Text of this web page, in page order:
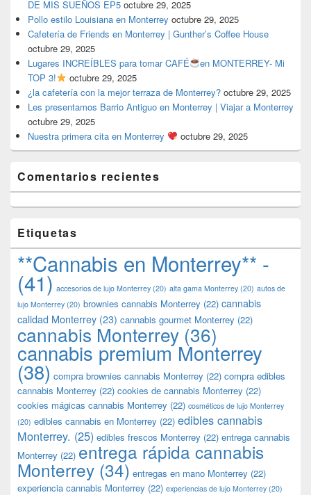
DE MIS SUEÑOS EP5 octubre 29, 2025
Pollo estilo Louisiana en Monterrey octubre 29, 2025
Cafetería de Friends en Monterrey | Gunther’s Coffee House
octubre 29, 2025
Lugares INCREÍBLES para tomar CAFÉ
en MONTERREY- Mi
TOP 3!
octubre 29, 2025
¿la cafetería con la mejor terraza de Monterrey? octubre 29, 2025
Les presentamos Barrio Antiguo en Monterrey | Viajar a Monterrey
octubre 29, 2025
Nuestra primera cita en Monterrey
octubre 29, 2025
Comentarios recientes
Etiquetas
**Cannabis en Monterrey** -
(41) accesorios de lujo Monterrey (20) alta gama Monterrey (20) autos de
lujo Monterrey (20) brownies cannabis Monterrey (22) cannabis
calidad Monterrey (23) cannabis gourmet Monterrey (22)
cannabis Monterrey (36)
cannabis premium Monterrey
(38) compra brownies cannabis Monterrey (22) compra edibles
cannabis Monterrey (22) cookies de cannabis Monterrey (22)
cookies mágicas cannabis Monterrey (22) cosméticos de lujo Monterrey
(20) edibles cannabis en Monterrey (22) edibles cannabis
Monterrey. (25) edibles frescos Monterrey (22) entrega cannabis
Monterrey (22) entrega rápida cannabis
Monterrey (34) entregas en mano Monterrey (22)
experiencia cannabis Monterrey (22) experiencias de lujo Monterrey (20)